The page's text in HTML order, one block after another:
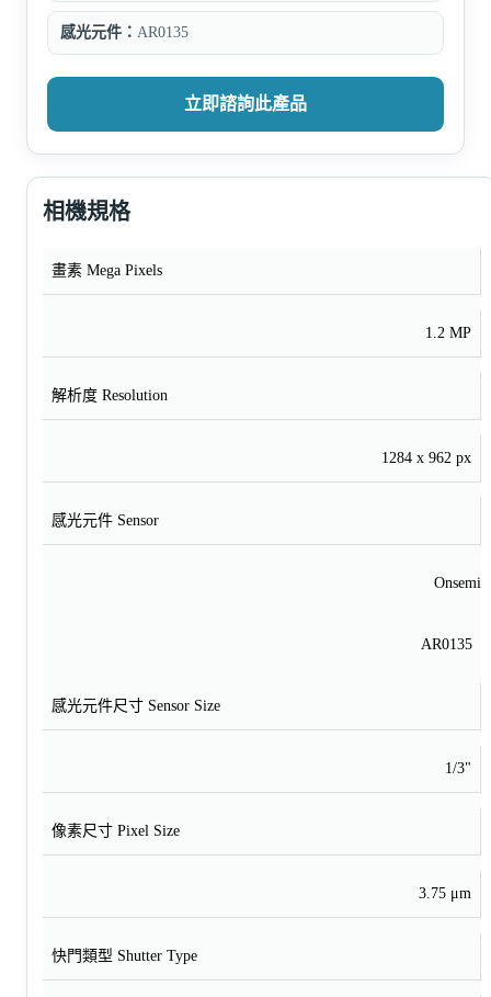
感光元件： AR0135
立即諮詢此產品
相機規格
畫素 Mega Pixels
1.2 MP
解析度 Resolution
1284 x 962 px
感光元件 Sensor
Onsemi
AR0135
感光元件尺寸 Sensor Size
1/3"
像素尺寸 Pixel Size
3.75 μm
快門類型 Shutter Type